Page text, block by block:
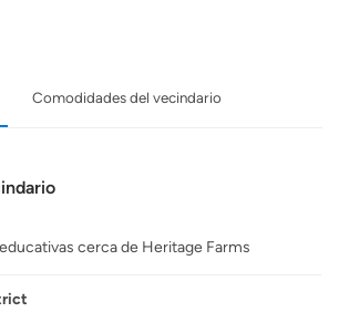
Comodidades del vecindario
cerca de Heritage Farms